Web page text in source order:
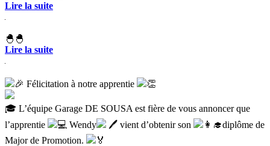
Lire la suite
🐣🐣
Lire la suite
🎉 Félicitation à notre apprentie 👏
🎓 L’équipe Garage DE SOUSA est fière de vous annoncer que
l’apprentie
💻 Wendy 🖊️ vient d’obtenir son 👩‍🎓diplôme de
Major de Promotion.
🏅